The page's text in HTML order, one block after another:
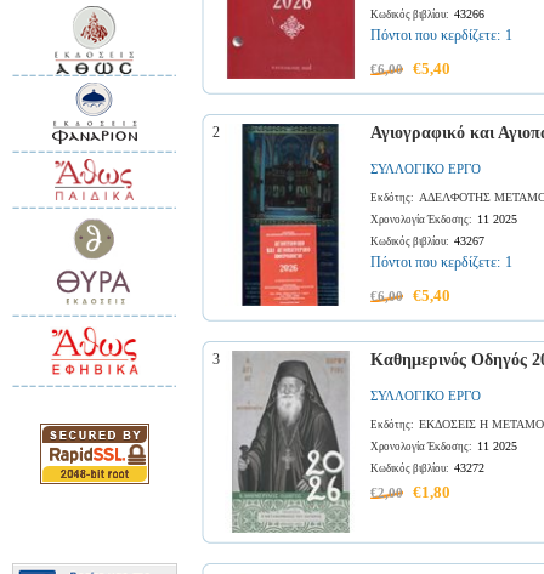
Κωδικός βιβλίου: 43266
Πόντοι που κερδίζετε: 1
€6,00 €5,40
2 Αγιογραφικό και
ΣΥΛΛΟΓΙΚΟ ΕΡΓΟ
Εκδότης: ΑΔΕΛΦΟΤΗΣ
Χρονολογία Έκδοσης: 11 2025
Κωδικός βιβλίου: 43267
Πόντοι που κερδίζετε: 1
€6,00 €5,40
3 Καθημερινός Οδηγός
ΣΥΛΛΟΓΙΚΟ ΕΡΓΟ
Εκδότης: ΕΚΔΟΣΕΙΣ Η
Χρονολογία Έκδοσης: 11 2025
Κωδικός βιβλίου: 43272
€2,00 €1,80